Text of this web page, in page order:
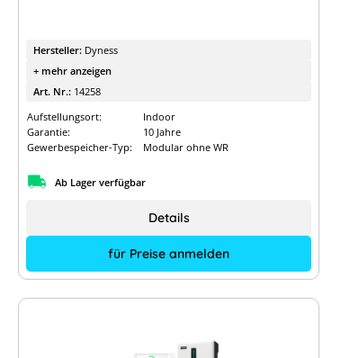
Hersteller: Dyness
+ mehr anzeigen
Art. Nr.: 14258
Aufstellungsort:
Indoor
Garantie:
10 Jahre
Gewerbespeicher-Typ:
Modular ohne WR
Ab Lager verfügbar
für Preise anmelden
Details